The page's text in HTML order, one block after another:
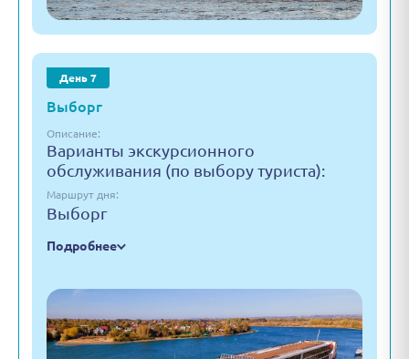
День 7
Выборг
Описание:
Варианты экскурсионного
обслуживания (по выбору туриста):
Маршрут дня:
Выборг
Подробнее